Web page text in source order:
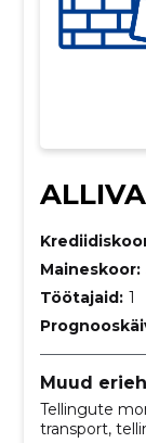
Maineskoor:
Töötajaid: 1
Muud
Tellingute
transport,